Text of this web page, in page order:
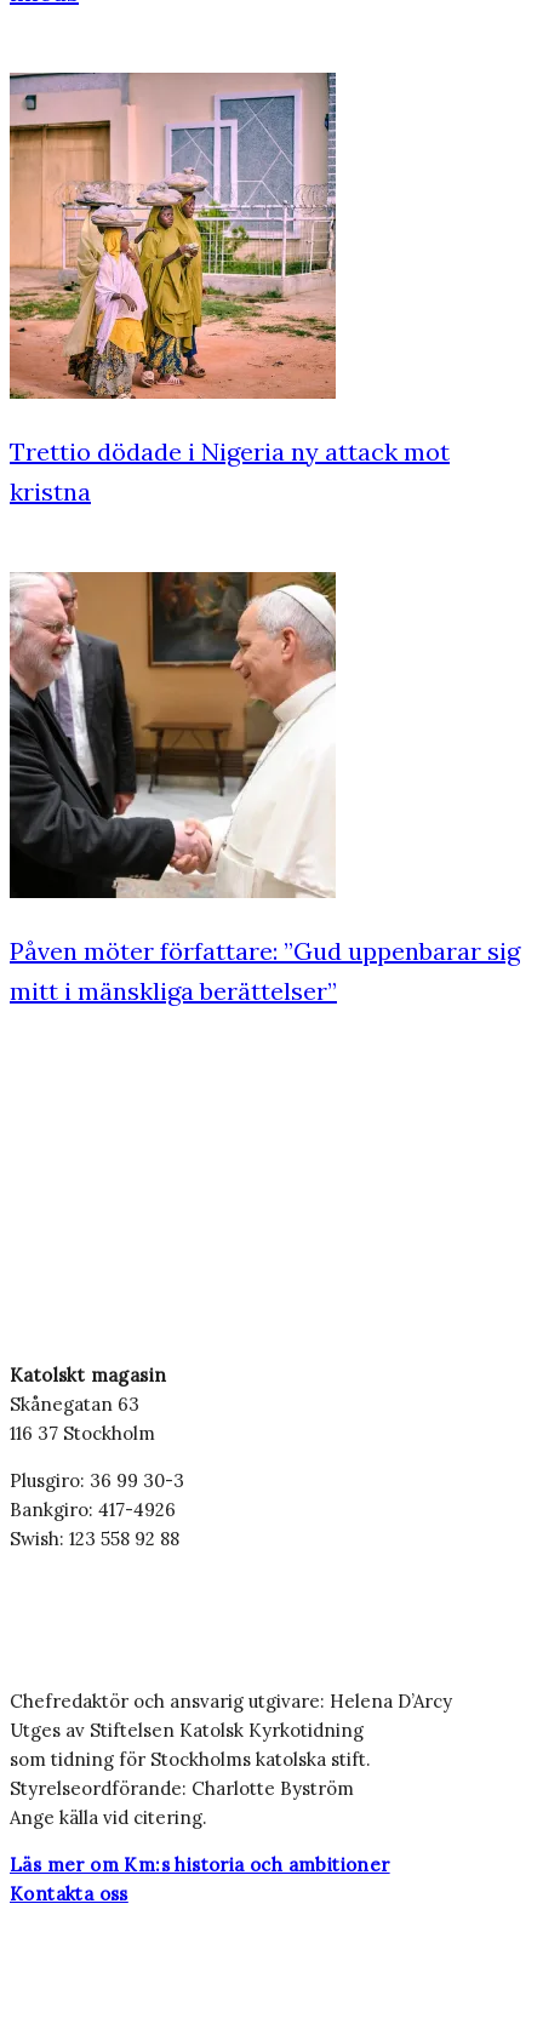
Trettio dödade i Nigeria ny attack mot
kristna
Påven möter författare: ”Gud uppenbarar sig
mitt i mänskliga berättelser”
Katolskt magasin
Skånegatan 63
116 37 Stockholm
Plusgiro: 36 99 30-3
Bankgiro: 417-4926
Swish: 123 558 92 88
Chefredaktör och ansvarig utgivare: Helena D’Arcy
Utges av Stiftelsen Katolsk Kyrkotidning
som tidning för Stockholms katolska stift.
Styrelseordförande: Charlotte Byström
Ange källa vid citering.
Läs mer om Km:s historia och ambitioner
Kontakta oss